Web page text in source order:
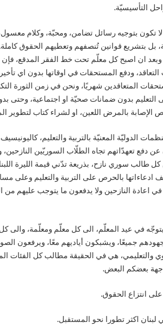
التأسيسيّة.
تكون بتوجيه رسائل تضامن، ومحبّة، وكلام
بل بتشريع قوانين تُنصفهم وتعطيهم الحقوق
وبعد ان اصبح كل معلّم تحت خط الفقر المدقع، فإن
ودفع المستحقات في اوقاتها بدون اي
المتعاقدين شهريًا، ونحن في زمن الثورة
بدون ضمانات صحيّة او اجتماعية، وحتى
الإصابة بالمرض اللعين، او لشراء كتاب لتطوير
الدوليّة المعنيّة بالتربية والتعليم،
دفع تعهدّاتهم تجاه الطلّاب السوريّين
عن كل طالب سوري نازح، بذريعة تدّني قيمة الليرة
بالحرص على التربية والتعليم وعلى
اعادة النازحين ولا يدفعون ما يتوجب عليهم من
في عيد المعلّم، الى كل معلّم ومعلّمة، والى
جميعًا، ويشبكون أياديهم معًا، ويرفعون
والتعليمي، هي في الحقيقة مطالب كل الفئات
بعضكم البعض.
انتزاع الحقوق.
لبنان اكثر تطورا نحو المستقبل.